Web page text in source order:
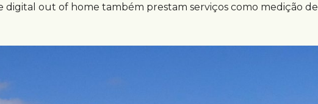
digital out of home também prestam serviços como medição de